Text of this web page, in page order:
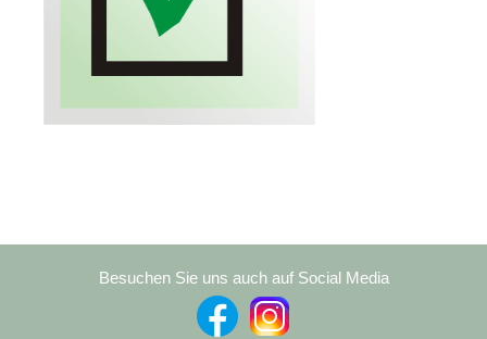
Besuchen Sie uns auch auf Social Media